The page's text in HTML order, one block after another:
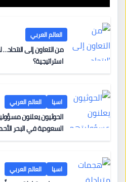
العالم العربي
من التعاون إلى
استراتيجية؟
اسيا العالم العربي
الحوثيون يعلنون
السعودية في البحر
اسيا العالم العربي